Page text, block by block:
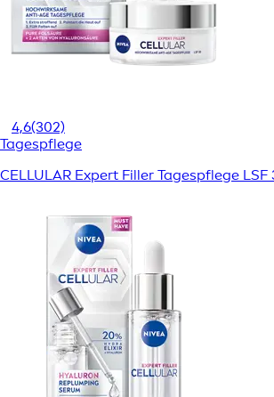
4,6(302)
Tagespflege
CELLULAR Expert Filler Tagespflege LSF